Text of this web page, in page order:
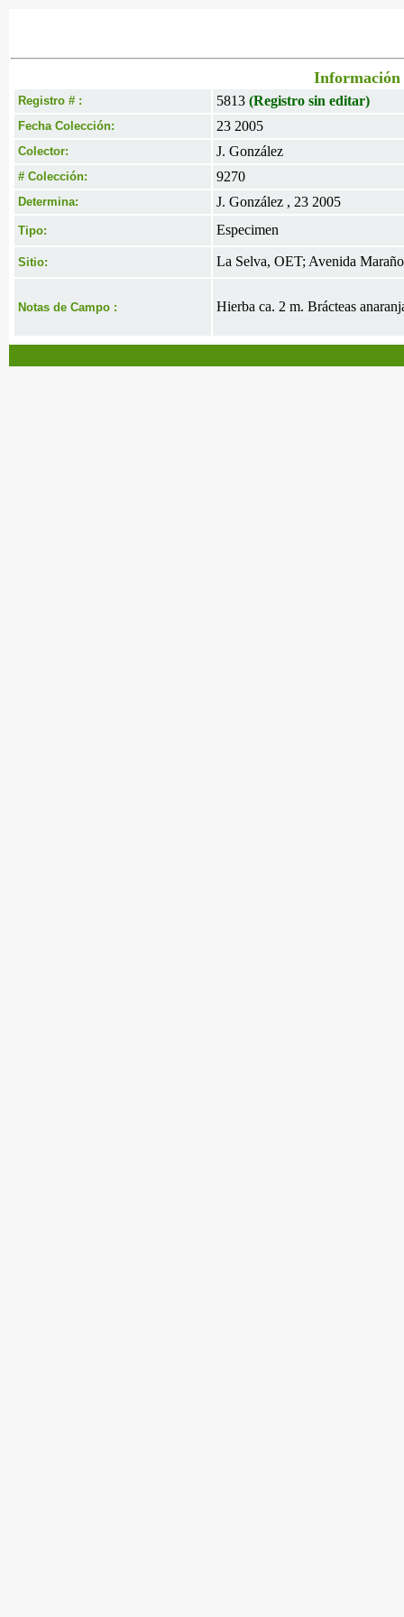
Información
Registro # : 5813 (Registro sin editar)
Fecha Colección: 23 2005
Colector: J. González
# Colección: 9270
Determina: J. González , 23 2005
Tipo: Especimen
Sitio: La Selva, OET; Avenida
Notas de Campo : Hierba ca. 2 m. Brácteas